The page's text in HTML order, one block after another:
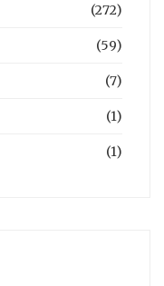
(272)
(59)
(7)
(1)
(1)